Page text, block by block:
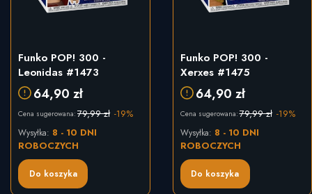
Funko POP! 300 -
Leonidas #1473
64,90 zł
Cena sugerowana: 79,99 zł -19%
Do koszyka
Wysyłka: 8 - 10 DNI
ROBOCZYCH
Funko POP! 300 -
Xerxes #1475
64,90 zł
Cena sugerowana:79,99 zł -19%
Do koszyka
Wysyłka: 8 - 10 DNI
ROBOCZYCH